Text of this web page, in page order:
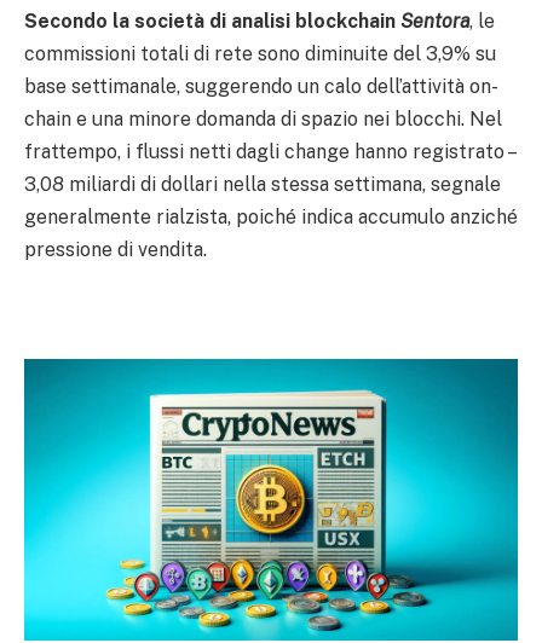
Secondo la società di analisi blockchain Sentora, le
commissioni totali di rete sono diminuite del 3,9% su
base settimanale, suggerendo un calo dell’attività on-
chain e una minore domanda di spazio nei blocchi. Nel
frattempo, i flussi netti dagli change hanno registrato –
3,08 miliardi di dollari nella stessa settimana, segnale
generalmente rialzista, poiché indica accumulo anziché
pressione di vendita.